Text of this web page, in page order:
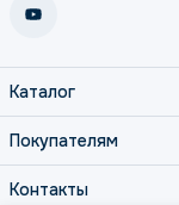
Каталог
Кухня
Хранение
Сад
Зима
Покупателям
О нас
Оплата
Контакты